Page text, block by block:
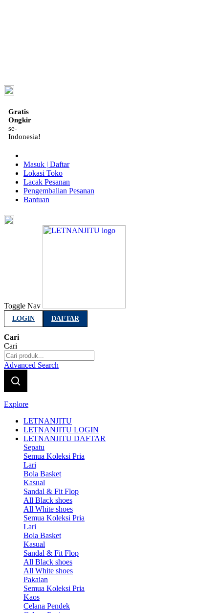
Gratis
Ongkir
se-
Indonesia!
Masuk | Daftar
Lokasi Toko
Lacak Pesanan
Pengembalian Pesanan
Bantuan
Toggle Nav
LOGIN DAFTAR
Cari
Cari
Advanced Search
Explore
LETNANJITU
LETNANJITU LOGIN
LETNANJITU DAFTAR
Sepatu
Semua Koleksi Pria
Lari
Bola Basket
Kasual
Sandal & Fit Flop
All Black shoes
All White shoes
Semua Koleksi Pria
Lari
Bola Basket
Kasual
Sandal & Fit Flop
All Black shoes
All White shoes
Pakaian
Semua Koleksi Pria
Kaos
Celana Pendek